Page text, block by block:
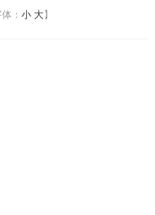
体： 小 大】